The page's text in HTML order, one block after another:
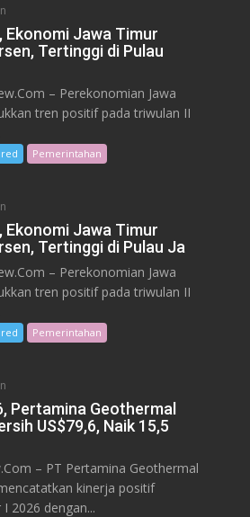
Ekonomi Jawa Timur
Tertinggi di Pulau
– Perekonomian Jawa
tren positif pada triwulan II
Pemerintahan
Ekonomi Jawa Timur
Tertinggi di Pulau Ja
– Perekonomian Jawa
tren positif pada triwulan II
Pemerintahan
Pertamina Geothermal
US$79,6, Naik 15,5
– PT Pertamina Geothermal
kinerja positif
2026 dengan...